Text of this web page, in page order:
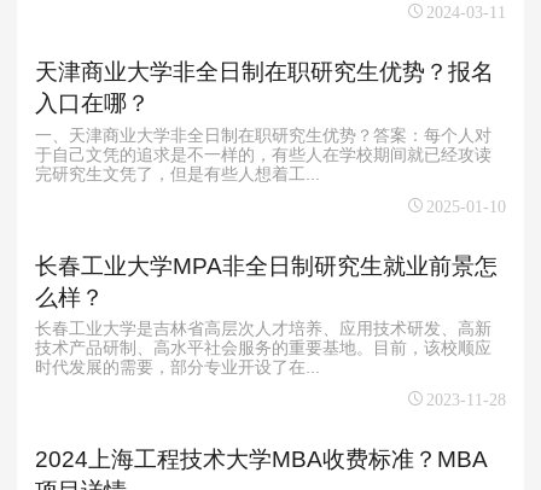
2024-03-11
天津商业大学非全日制在职研究生优势？报名
入口在哪？
一、天津商业大学非全日制在职研究生优势？答案：每个人对
于自己文凭的追求是不一样的，有些人在学校期间就已经攻读
完研究生文凭了，但是有些人想着工...
2025-01-10
长春工业大学MPA非全日制研究生就业前景怎
么样？
长春工业大学是吉林省高层次人才培养、应用技术研发、高新
技术产品研制、高水平社会服务的重要基地。目前，该校顺应
时代发展的需要，部分专业开设了在...
2023-11-28
2024上海工程技术大学MBA收费标准？MBA